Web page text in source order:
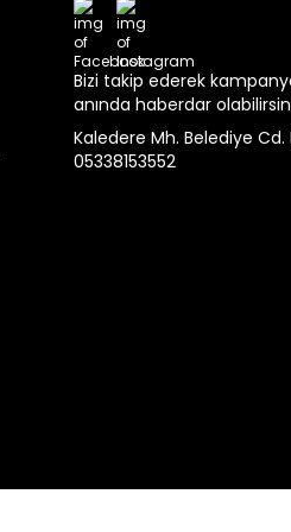
Facebook
Bizi takip ederek
anında haberdar
Kaledere Mh. Belediye Cd.
05338153552